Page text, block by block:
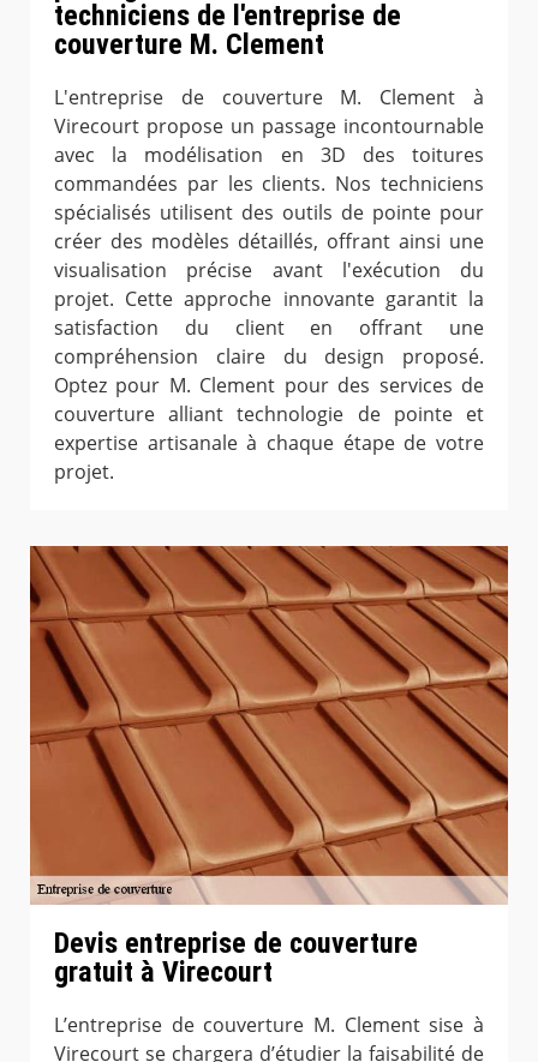
techniciens de l'entreprise de
couverture M. Clement
L'entreprise de couverture M. Clement à
Virecourt propose un passage incontournable
avec la modélisation en 3D des toitures
commandées par les clients. Nos techniciens
spécialisés utilisent des outils de pointe pour
créer des modèles détaillés, offrant ainsi une
visualisation précise avant l'exécution du
projet. Cette approche innovante garantit la
satisfaction du client en offrant une
compréhension claire du design proposé.
Optez pour M. Clement pour des services de
couverture alliant technologie de pointe et
expertise artisanale à chaque étape de votre
projet.
Devis entreprise de couverture
gratuit à Virecourt
L’entreprise de couverture M. Clement sise à
Virecourt se chargera d’étudier la faisabilité de